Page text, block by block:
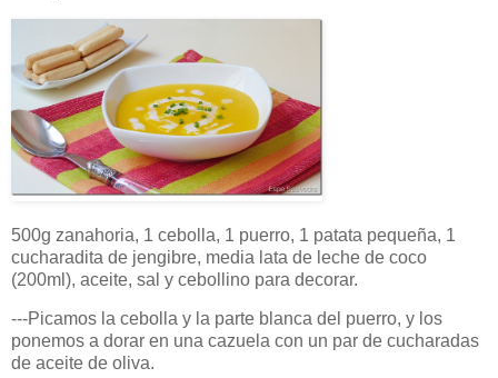
500g zanahoria, 1 cebolla, 1 puerro, 1 patata pequeña, 1
cucharadita de jengibre, media lata de leche de coco
(200ml), aceite, sal y cebollino para decorar.
---Picamos la cebolla y la parte blanca del puerro, y los
ponemos a dorar en una cazuela con un par de cucharadas
de aceite de oliva.